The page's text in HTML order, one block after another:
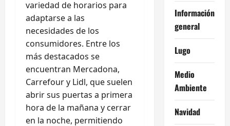
variedad de horarios para
adaptarse a las
necesidades de los
consumidores. Entre los
más destacados se
encuentran Mercadona,
Carrefour y Lidl, que suelen
abrir sus puertas a primera
hora de la mañana y cerrar
en la noche, permitiendo
Información
general
Lugo
Medio
Ambiente
Navidad